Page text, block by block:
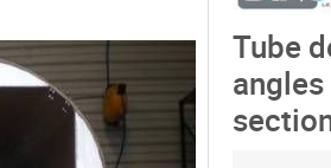
Tube
angles